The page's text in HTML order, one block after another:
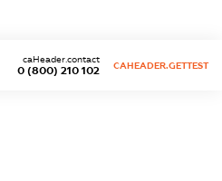
0 (800) 210 102
caHeader.contact
CAHEADER.GETTEST